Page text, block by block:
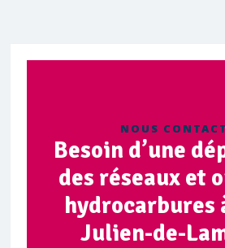
NOUS
Besoin d’une
des réseaux et
hydrocarbures
Julien-de-